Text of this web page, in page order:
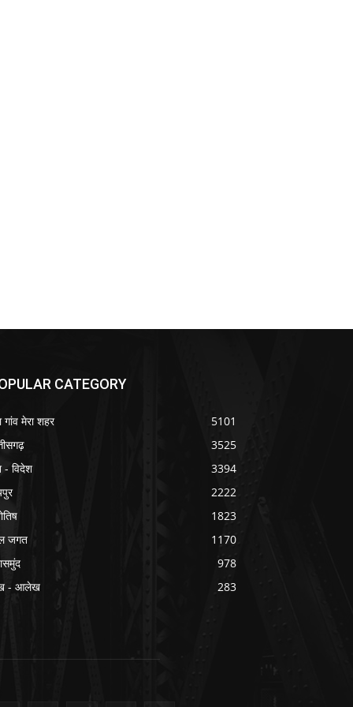
CATEGORY
गांव मेरा शहर
5101
3525
- विदेश
3394
2222
1823
जगत
1170
978
- आलेख
283